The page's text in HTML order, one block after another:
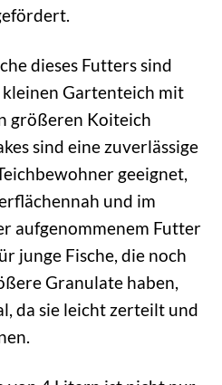
dieses Futters sind
Gartenteich mit
größeren Koiteich
sind eine zuverlässige
geeignet,
und im
aufgenommenem Futter
junge Fische, die noch
Granulate haben,
da sie leicht zerteilt und